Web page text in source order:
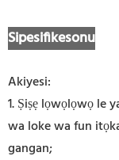
Sipesifikesonu
Akiyesi:
1. Ṣiṣẹ lọwọlọwọ le
wa loke wa fun
gangan;